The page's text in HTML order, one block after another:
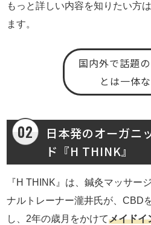
もっと詳しい内容を知りたい方
ます。
国内外で話題の
とは一体
日本発のオーガニ
ド『H THINK』
『H THINK』は、鍼灸マッサー
ナルトレーナー瀧井氏が、CBD
し、2年の歳月をかけてメイドイ